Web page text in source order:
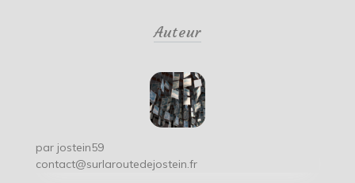
Auteur
par jostein59
contact@surlaroutedejostein.fr